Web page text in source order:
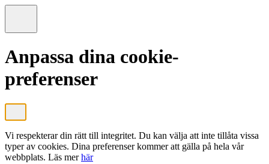
Anpassa dina cookie-
preferenser
Vi respekterar din rätt till integritet. Du kan välja att inte tillåta vissa
typer av cookies. Dina preferenser kommer att gälla på hela vår
webbplats. Läs merhär